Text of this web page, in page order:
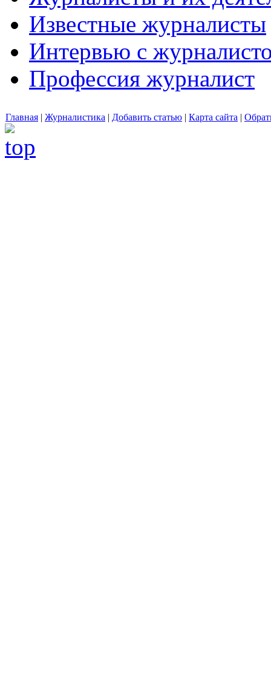
Известные журналисты
Интервью с
Профессия журналист
Главная | Журналистика | Добавить статью | Карта сайта |